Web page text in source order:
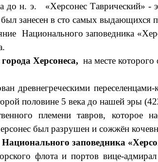
до н. э. «Херсонес Таврический»
занесен в сто самых выдающихся
Национального заповедника
Херсонеса, на месте которого
переселенцами-
половине 5 века до нашей эры
племени тавров, которое
был разрушен и сожжён
заповедника
флота и портов вице-адмирал